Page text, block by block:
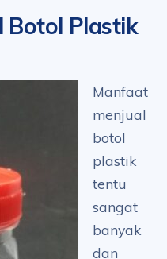
Botol Plastik
Manfaat
menjual
botol
plastik
tentu
sangat
banyak
dan